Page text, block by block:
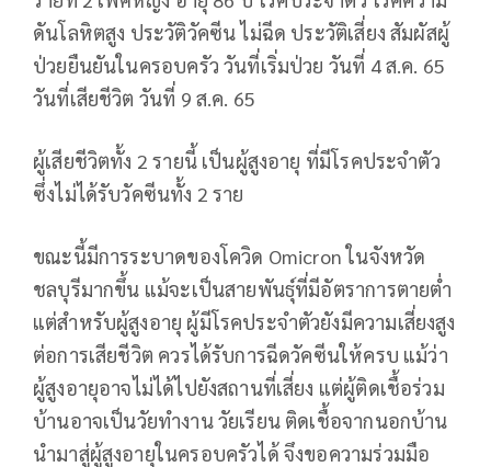
ดันโลหิตสูง ประวัติวัคซีน ไม่ฉีด ประวัติเสี่ยง สัมผัสผู้
ป่วยยืนยันในครอบครัว วันที่เริ่มป่วย วันที่ 4 ส.ค. 65
วันที่เสียชีวิต วันที่ 9 ส.ค. 65
ผู้เสียชีวิตทั้ง 2 รายนี้ เป็นผู้สูงอายุ ที่มีโรคประจำตัว
ซึ่งไม่ได้รับวัคซีนทั้ง 2 ราย
ขณะนี้มีการระบาดของโควิด Omicron ในจังหวัด
ชลบุรีมากขึ้น แม้จะเป็นสายพันธุ์ที่มีอัตราการตายต่ำ
แต่สำหรับผู้สูงอายุ ผู้มีโรคประจำตัวยังมีความเสี่ยงสูง
ต่อการเสียชีวิต ควรได้รับการฉีดวัคซีนให้ครบ แม้ว่า
ผู้สูงอายุอาจไม่ได้ไปยังสถานที่เสี่ยง แต่ผู้ติดเชื้อร่วม
บ้านอาจเป็นวัยทำงาน วัยเรียน ติดเชื้อจากนอกบ้าน
นำมาสู่ผู้สูงอายุในครอบครัวได้ จึงขอความร่วมมือ